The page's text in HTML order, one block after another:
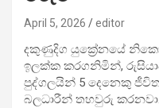
April 5, 2026 editor
දකුණුදිග යුක්‍රේනයේ
ඉලක්ක කරගනිමින්,
පුද්ගලයින් 5 දෙනෙකු
බලධාරීන් තහවුරු කරනවා.